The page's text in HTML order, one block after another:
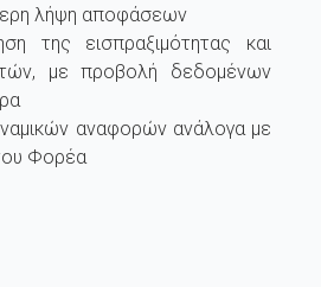
λήψη αποφάσεων
της εισπραξιμότητας και
με προβολή δεδομένων
αναφορών ανάλογα με
Φορέα